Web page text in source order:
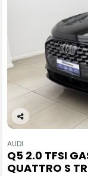
Co
pa
rtil
he
AUDI
Q5 2.0 TFSI
QUATTRO S